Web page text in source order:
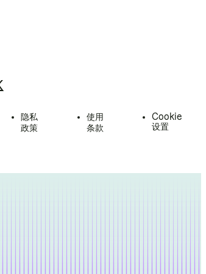
隐私
政策
使用
条款
Cookie
设置